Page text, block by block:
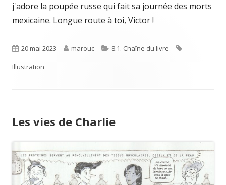
j'adore la poupée russe qui fait sa journée des morts
mexicaine. Longue route à toi, Victor !
Published
on
20 mai 2023 Author
marouc Categories
8.1. Chaîne du livre
Illustration
Les vies de Charlie